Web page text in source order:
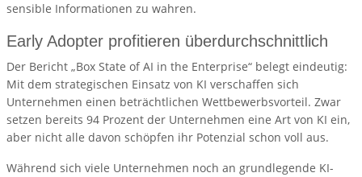
sensible Informationen zu wahren.
Early Adopter profitieren überdurchschnittlich
Der Bericht „Box State of AI in the Enterprise“ belegt eindeutig:
Mit dem strategischen Einsatz von KI verschaffen sich
Unternehmen einen beträchtlichen Wettbewerbsvorteil. Zwar
setzen bereits 94 Prozent der Unternehmen eine Art von KI ein,
aber nicht alle davon schöpfen ihr Potenzial schon voll aus.
Während sich viele Unternehmen noch an grundlegende KI-